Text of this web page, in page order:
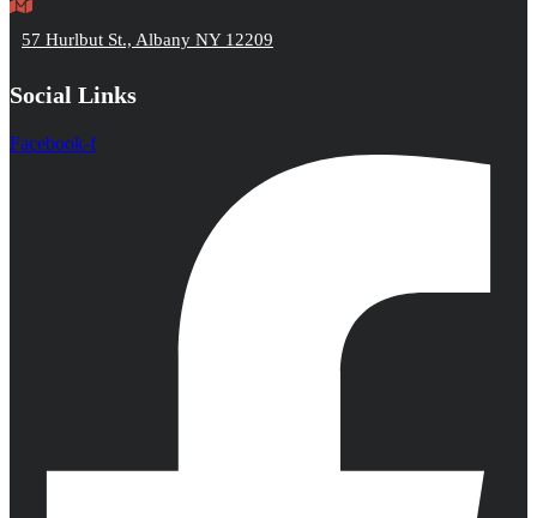
57 Hurlbut St., Albany NY 12209
Social Links
Facebook-f